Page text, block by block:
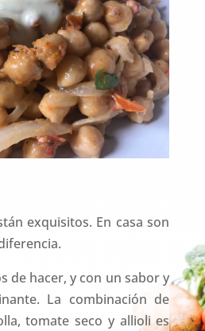
exquisitos. En casa son
de hacer, y con un sabor y
La combinación de
tomate seco y allioli es